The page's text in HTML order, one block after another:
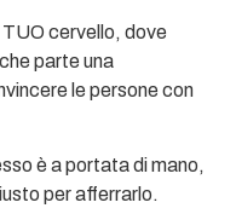
cervello, dove
parte una
le persone con
è a portata di mano,
per afferrarlo.